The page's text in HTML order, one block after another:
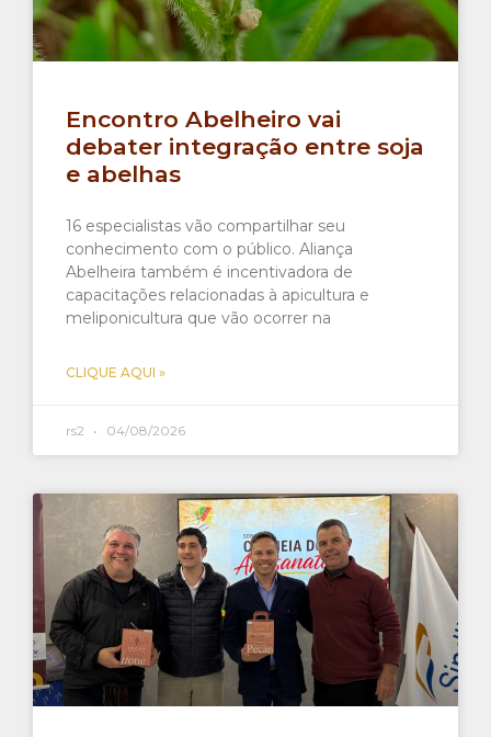
Encontro Abelheiro vai
debater integração entre soja
e abelhas
16 especialistas vão compartilhar seu
conhecimento com o público. Aliança
Abelheira também é incentivadora de
capacitações relacionadas à apicultura e
meliponicultura que vão ocorrer na
CLIQUE AQUI »
rs2 04/08/2026